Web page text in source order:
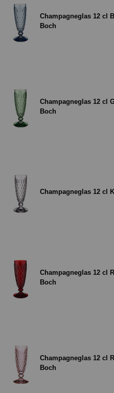
Champagneglas 12 cl
Boch
Champagneglas 12 cl
Boch
Champagneglas 12 cl
Champagneglas 12 cl
Boch
Champagneglas 12 cl
Boch